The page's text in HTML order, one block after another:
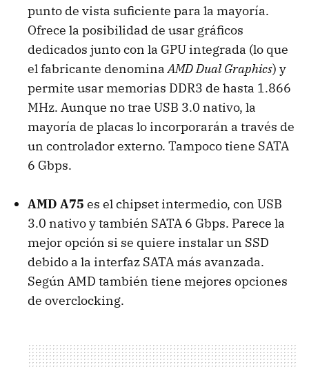
punto de vista suficiente para la mayoría.
Ofrece la posibilidad de usar gráficos
dedicados junto con la GPU integrada (lo que
el fabricante denominaAMDDual Graphics) y
permite usar memorias DDR3 de hasta 1.866
MHz. Aunque no trae USB 3.0 nativo, la
mayoría de placas lo incorporarán a través de
un controlador externo. Tampoco tiene SATA
6 Gbps.
AMD A75 es el chipset intermedio, con USB
3.0 nativo y también SATA 6 Gbps. Parece la
mejor opción si se quiere instalar un SSD
debido a la interfaz SATA más avanzada.
Según AMD también tiene mejores opciones
de overclocking.